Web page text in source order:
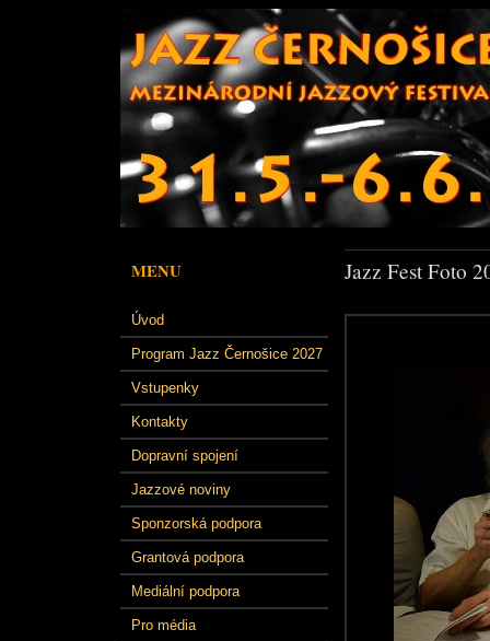
MENU
Úvod
Program Jazz Černošice 2027
Vstupenky
Kontakty
Dopravní spojení
Jazzové noviny
Sponzorská podpora
Grantová podpora
Mediální podpora
Pro média
Jazz Fest Foto